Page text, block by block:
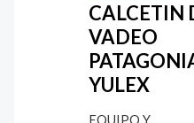
CALCETIN
VADEO
YULEX